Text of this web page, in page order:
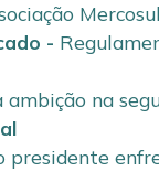
-
na
presidente